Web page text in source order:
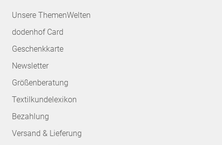
Unsere ThemenWelten
dodenhof Card
Geschenkkarte
Newsletter
Größenberatung
Textilkundelexikon
Bezahlung
Versand & Lieferung